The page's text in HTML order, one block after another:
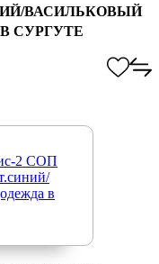
ВАСИЛЬКОВЫЙ
СУРГУТЕ